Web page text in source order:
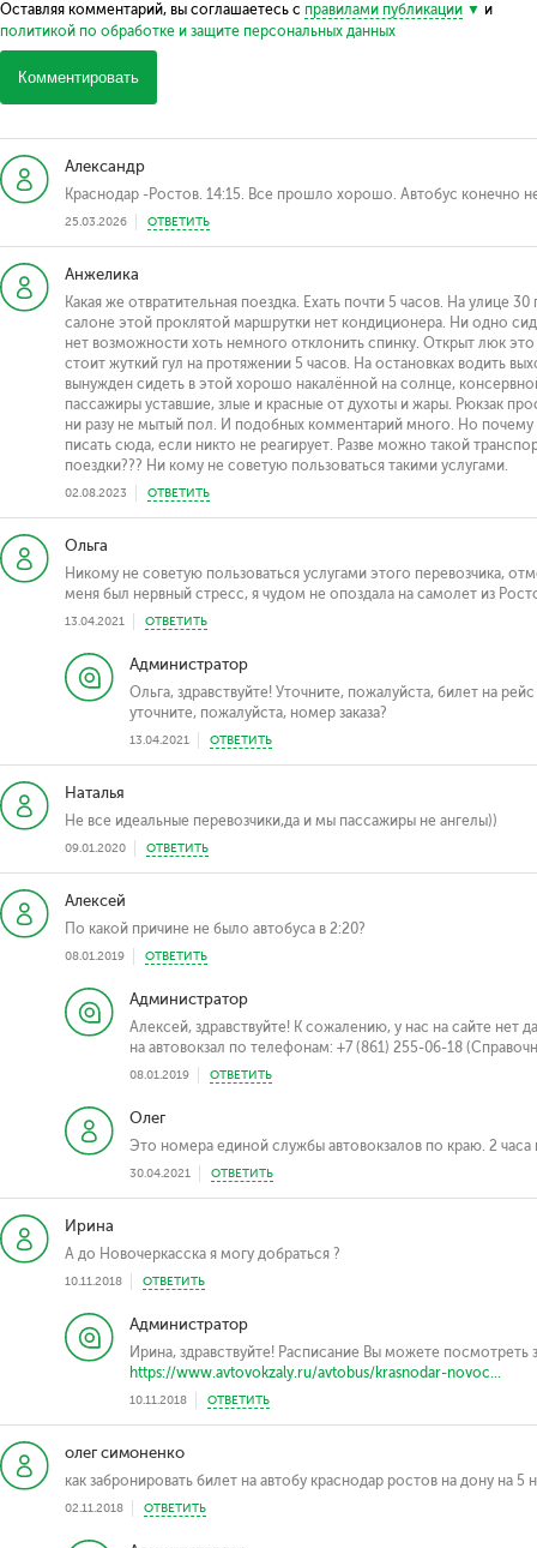
Оставляя комментарий, вы соглашаетесь с правилами публикации
и
политикой по обработке и защите персональных данных
Комментировать
Александр
Краснодар -Ростов. 14:15. Все прошло хорошо. Автобус конечно
25.03.2026 ОТВЕТИТЬ
Анжелика
Какая же отвратительная поездка. Ехать почти 5 часов. На улице
салоне этой проклятой маршрутки нет кондиционера. Ни одно
нет возможности хоть немного отклонить спинку. Открыт люк
стоит жуткий гул на протяжении 5 часов. На остановках водить
вынужден сидеть в этой хорошо накалённой на солнце,
пассажиры уставшие, злые и красные от духоты и жары. Рюкзак
ни разу не мытый пол. И подобных комментарий много. Но почему
писать сюда, если никто не реагирует. Разве можно такой
поездки??? Ни кому не советую пользоваться такими услугами.
02.08.2023 ОТВЕТИТЬ
Ольга
Никому не советую пользоваться услугами этого перевозчика,
меня был нервный стресс, я чудом не опоздала на самолет из
13.04.2021 ОТВЕТИТЬ
Администратор
Ольга, здравствуйте! Уточните, пожалуйста, билет на
уточните, пожалуйста, номер заказа?
13.04.2021 ОТВЕТИТЬ
Наталья
Не все идеальные перевозчики,да и мы пассажиры не ангелы))
09.01.2020 ОТВЕТИТЬ
Алексей
По какой причине не было автобуса в 2:20?
08.01.2019 ОТВЕТИТЬ
Администратор
Алексей, здравствуйте! К сожалению, у нас на сайте
на автовокзал по телефонам: +7 (861) 255-06-18
08.01.2019 ОТВЕТИТЬ
Олег
Это номера единой службы автовокзалов по краю. 2 часа
30.04.2021 ОТВЕТИТЬ
Ирина
А до Новочеркасска я могу добраться ?
10.11.2018 ОТВЕТИТЬ
Администратор
Ирина, здравствуйте! Расписание Вы можете посмотреть
https://www.avtovokzaly.ru/avtobus/krasnodar-novoc...
10.11.2018 ОТВЕТИТЬ
олег симоненко
как забронировать билет на автобу краснодар ростов на дону на 5
02.11.2018 ОТВЕТИТЬ